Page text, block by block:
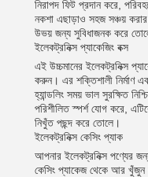
নিরাপদ ফিট প্রদান করে,
নকশা এছাড়াও সহজ সঞ্চয়
উভয় জন্য সুবিধাজনক করে
ইলেকট্রনিক্স প্যাকেজিং বক্স
এই উচ্চমানের ইলেকট্রনিক্স
করুন। এর শক্তিশালী নির্মাণ
হ্যান্ডলিং সময় ভাল সুরক্ষিত
পরিশীলিত স্পর্শ যোগ করে,
নিখুঁত পছন্দ করে তোলে।
ইলেকট্রনিক্স কেসিং প্যাক
আপনার ইলেকট্রনিক্স পণ্যের
কেসিং প্যাকেজ থেকে আর খুঁজুন